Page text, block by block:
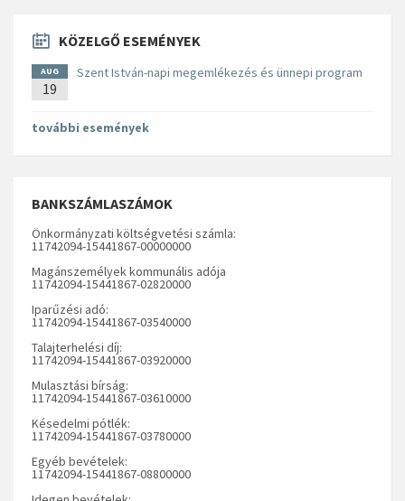
KÖZELGŐ ESEMÉNYEK
AUG
19
Szent István-napi megemlékezés és ünnepi program
további események
BANKSZÁMLASZÁMOK
Önkormányzati költségvetési számla:
11742094-15441867-00000000
Magánszemélyek kommunális adója
11742094-15441867-02820000
Iparűzési adó:
11742094-15441867-03540000
Talajterhelési díj:
11742094-15441867-03920000
Mulasztási bírság:
11742094-15441867-03610000
Késedelmi pótlék:
11742094-15441867-03780000
Egyéb bevételek:
11742094-15441867-08800000